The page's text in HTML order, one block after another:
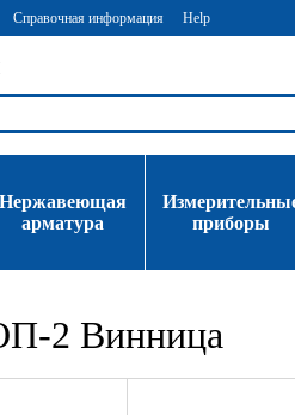
Справочная информация Help
Нержавеющая
арматура
приборы
2 Винница